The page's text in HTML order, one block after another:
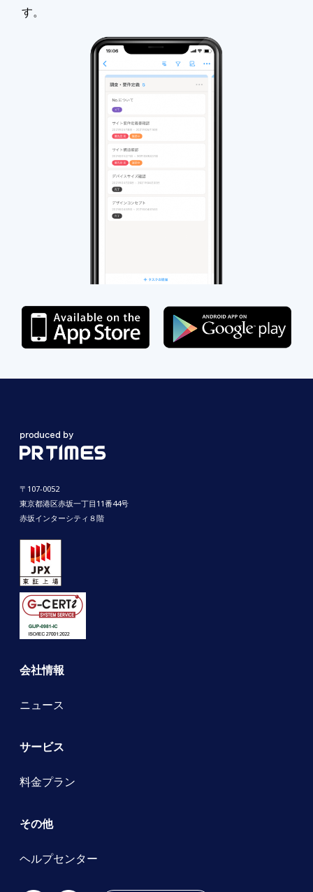
す。
〒107-0052
東京都港区赤坂一丁目11番44号
赤坂インターシティ８階
会社情報
ニュース
サービス
料金プラン
その他
ヘルプセンター